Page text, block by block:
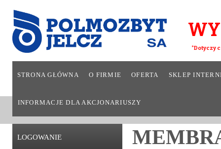
*Dotyczy
STRONA GŁÓWNA O FIRMIE OFERTA SKLEP
INFORMACJE DLA AKCJONARIUSZY
LOGOWANIE